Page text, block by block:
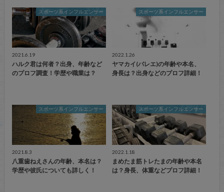
スポーツ系インフルエンサー
2021.6.19
ハルク君は何者？出身、年齢など
のプロフ調査！学歴や職業は？
スポーツ系インフルエンサー
2022.1.26
ヤマカイ(バレエ)の年齢や本名、
身長は？出身などのプロフ詳細！
スポーツ系インフルエンサー
2021.8.3
八重歯ねえさんの年齢、本名は？
学歴や彼氏についても詳しく！
スポーツ系インフルエンサー
2022.1.18
まめたま筋トレたまの年齢や本名
は？身長、体重などプロフ詳細！